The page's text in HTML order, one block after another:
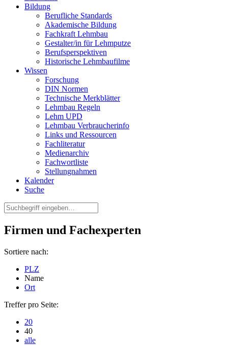
Bildung
Berufliche Standards
Akademische Bildung
Fachkraft Lehmbau
Gestalter/in für Lehmputze
Berufsperspektiven
Historische Lehmbaufilme
Wissen
Forschung
DIN Normen
Technische Merkblätter
Lehmbau Regeln
Lehm UPD
Lehmbau Verbraucherinfo
Links und Ressourcen
Fachliteratur
Medienarchiv
Fachwortliste
Stellungnahmen
Kalender
Suche
Firmen und Fachexperten
Sortiere nach:
PLZ
Name
Ort
Treffer pro Seite:
20
40
alle